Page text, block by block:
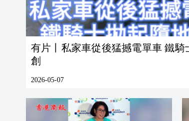
有片丨私家車從後猛撼電單車 鐵騎
創
2026-05-07